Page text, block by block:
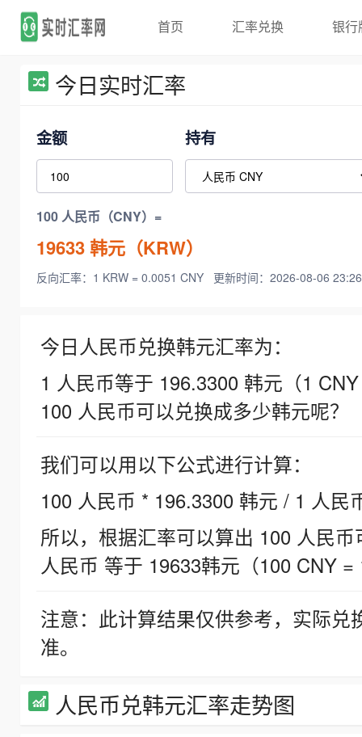
首页 汇率兑换 银行
今日实时汇率
金额 持有
100 人民币（CNY）=
19633韩元（KRW）
反向汇率：1 KRW = 0.0051 CNY 更新时间：2026-08-06
今日人民币兑换韩元汇率为：
1 人民币等于 196.3300 韩元（1
100 人民币可以兑换成多少韩元呢？
我们可以用以下公式进行计算：
100 人民币 * 196.3300 韩元 / 1 人民
所以，根据汇率可以算出 100 人民
人民币 等于 19633韩元（100 CNY =
注意：此计算结果仅供参考，实际
准。
人民币兑韩元汇率走势图